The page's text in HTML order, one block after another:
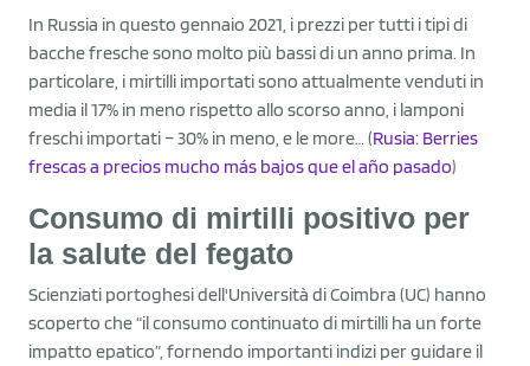
In Russia in questo gennaio 2021, i prezzi per tutti i tipi di
bacche fresche sono molto più bassi di un anno prima. In
particolare, i mirtilli importati sono attualmente venduti in
media il 17% in meno rispetto allo scorso anno, i lamponi
freschi importati – 30% in meno, e le more… (Rusia: Berries
frescas a precios mucho más bajos que el año pasado)
Consumo di mirtilli positivo per
la salute del fegato
Scienziati portoghesi dell'Università di Coimbra (UC) hanno
scoperto che “il consumo continuato di mirtilli ha un forte
impatto epatico”, fornendo importanti indizi per guidare il